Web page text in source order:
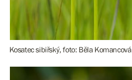
Kosatec sibiřský, foto: Běla Komancová